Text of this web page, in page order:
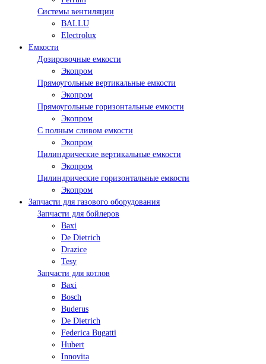
Системы вентиляции
BALLU
Electrolux
Емкости
Дозировочные емкости
Экопром
Прямоугольные вертикальные емкости
Экопром
Прямоугольные горизонтальные емкости
Экопром
С полным сливом емкости
Экопром
Цилиндрические вертикальные емкости
Экопром
Цилиндрические горизонтальные емкости
Экопром
Запчасти для газового оборудования
Запчасти для бойлеров
Baxi
De Dietrich
Drazice
Tesy
Запчасти для котлов
Baxi
Bosch
Buderus
De Dietrich
Federica Bugatti
Hubert
Innovita